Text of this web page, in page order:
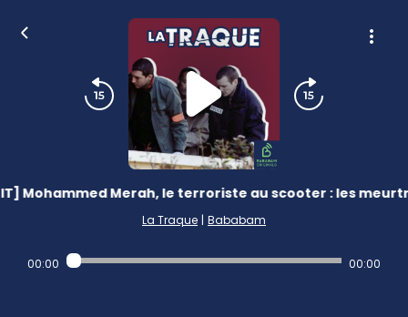
Mohammed Merah, le terroriste au scooter : les
La Traque | Bababam
00:00 00:00